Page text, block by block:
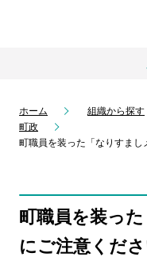
ホーム 組織から探す
町政
町職員を装った「なりすま
町職員を装っ
にご注意くだ